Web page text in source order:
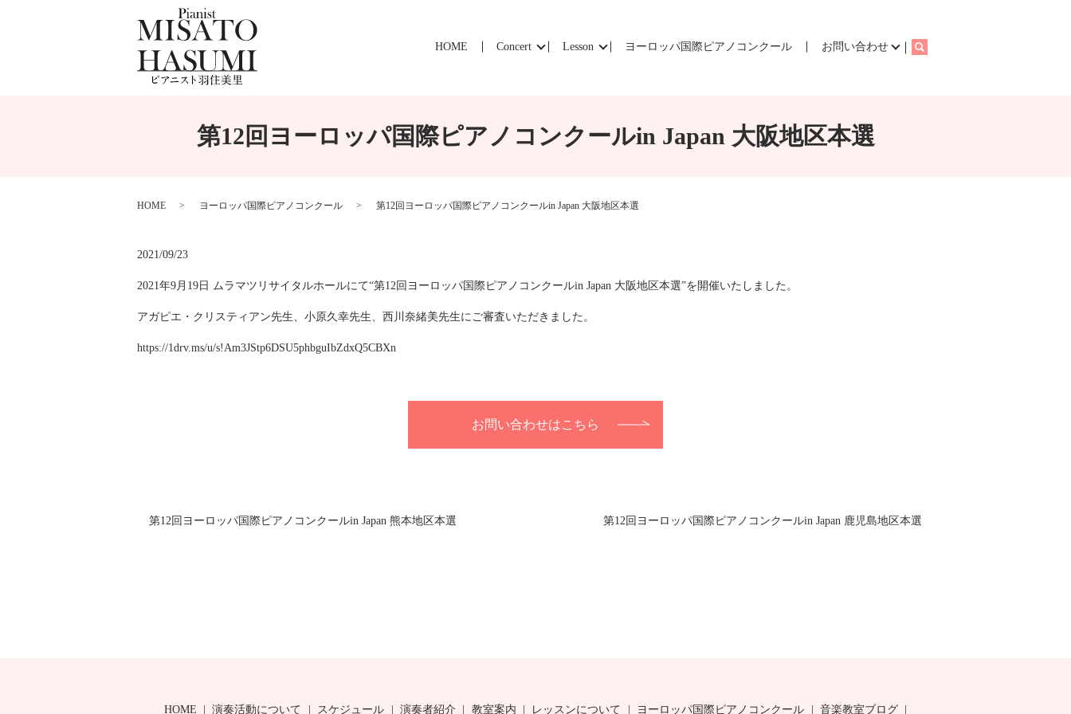
HOME Concert Lesson ヨーロッパ国際ピアノコンクール お問い合わせ search
第12回ヨーロッパ国際ピアノコンクールin Japan 大阪地区本選
HOME ヨーロッパ国際ピアノコンクール 第12回ヨーロッパ国際ピアノコンクールin Japan 大阪地区本選
2021/09/23
2021年9月19日 ムラマツリサイタルホールにて“第12回ヨーロッパ国際ピアノコンクールin Japan 大阪地区本選”を開催いたしました。
アガピエ・クリスティアン先生、小原久幸先生、西川奈緒美先生にご審査いただきました。
https://1drv.ms/u/s!Am3JStp6DSU5phbguIbZdxQ5CBXn
お問い合わせはこちら
第12回ヨーロッパ国際ピアノコンクールin Japan 熊本地区本選 第12回ヨーロッパ国際ピアノコンクールin Japan 鹿児島地区本選
HOME 演奏活動について スケジュール 演奏者紹介 教室案内 レッスンについて ヨーロッパ国際ピアノコンクール 音楽教室ブログ